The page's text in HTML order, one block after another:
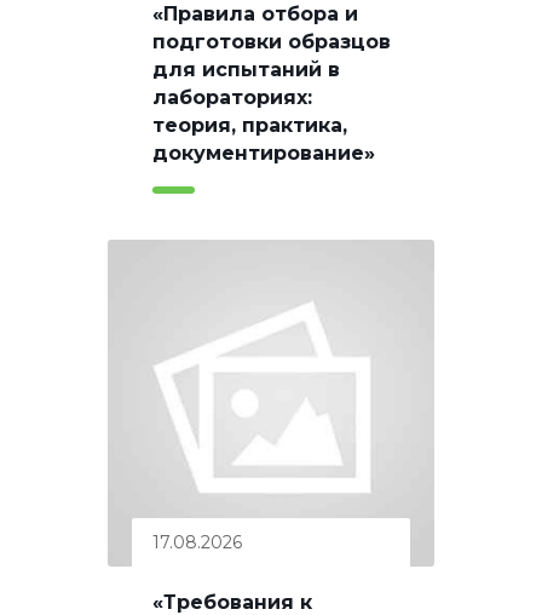
«Правила отбора и
подготовки образцов
для испытаний в
лабораториях:
теория, практика,
документирование»
17.08.2026
«Требования к